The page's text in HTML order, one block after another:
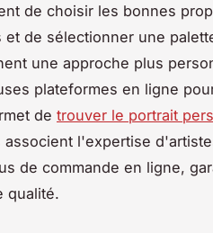
de choisir les bonnes
et de sélectionner une
une approche plus
plateformes en ligne
de trouver le portrait
associent l'expertise
de commande en ligne,
qualité.